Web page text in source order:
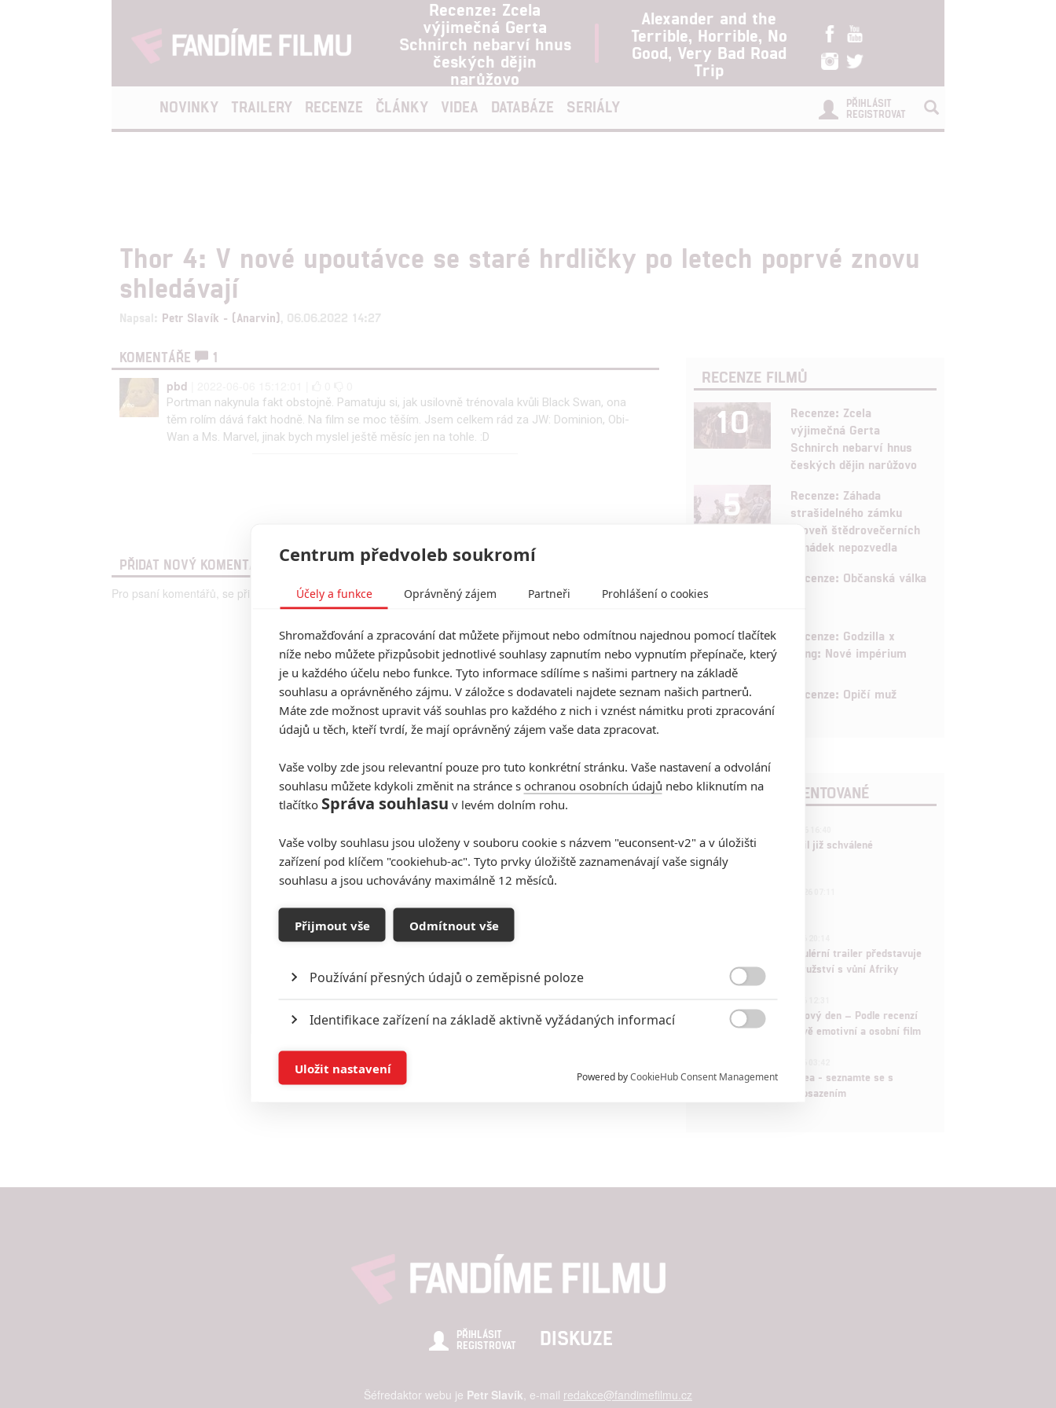
Recenze: Zcela
výjimečná Gerta
Schnirch nebarví hnus
českých dějin
narůžovo
Alexander and the
Terrible, Horrible, No
Good, Very Bad Road
Trip
NOVINKY TRAILERY RECENZE ČLÁNKY VIDEA DATABÁZE SERIÁLY
PŘIHLÁSIT
REGISTROVAT
Thor 4: V nové upoutávce se staré hrdličky po letech poprvé znovu
shledávají
Napsal: Petr Slavík - (Anarvin) , 06.06.2022 14:27
KOMENTÁŘE
1
pbd
Portman nakynula fakt obstojně. Pamatuju si, jak usilovně trénovala kvůli Black Swan, ona
těm rolím dává fakt hodně. Na film se moc těším. Jsem celkem rád za JW: Dominion, Obi-
Wan a Ms. Marvel, jinak bych myslel ještě měsíc jen na tohle. :D
PŘIDAT NOVÝ KOMENTÁŘ
Pro psaní komentářů, se přihlašte.
RECENZE FILMŮ
10
Recenze: Zcela
výjimečná Gerta
Schnirch nebarví hnus
českých dějin narůžovo
5
Recenze: Záhada
strašidelného zámku
úroveň štědrovečerních
pohádek nepozvedla
Recenze: Občanská válka
6
Recenze: Godzilla x
Kong: Nové impérium
8 Recenze: Opičí muž
POSLEDNÍ KOMENTOVANÉ
Marvel nečekaně zrušil již schválené
pokračování
Děti krve a kostí: Regulérní trailer představuje
akční fantasy dobrodružství s vůní Afriky
Spider-Man: Zbrusu nový den – Podle recenzí
máme čekat překvapivě emotivní a osobní film
Velké preview: Odyssea - seznamte se s
maximálně nabitým obsazením
PŘIHLÁSIT
REGISTROVAT
DISKUZE
Šéfredaktor webu je Petr Slavík , e-mail redakce@fandimefilmu.cz
Centrum předvoleb soukromí
Účely a funkce Oprávněný zájem Partneři Prohlášení o cookies
Shromažďování a zpracování dat můžete přijmout nebo odmítnou najednou pomocí tlačítek
níže nebo můžete přizpůsobit jednotlivé souhlasy zapnutím nebo vypnutím přepínače, který
je u každého účelu nebo funkce. Tyto informace sdílíme s našimi partnery na základě
souhlasu a oprávněného zájmu. V záložce s dodavateli najdete seznam našich partnerů.
Máte zde možnost upravit váš souhlas pro každého z nich i vznést námitku proti zpracování
údajů u těch, kteří tvrdí, že mají oprávněný zájem vaše data zpracovat.
Vaše volby zde jsou relevantní pouze pro tuto konkrétní stránku. Vaše nastavení a odvolání
souhlasu můžete kdykoli změnit na stránce s ochranou osobních údajů nebo kliknutím na
tlačítko Správa souhlasu v levém dolním rohu.
Vaše volby souhlasu jsou uloženy v souboru cookie s názvem "euconsent-v2" a v úložišti
zařízení pod klíčem "cookiehub-ac". Tyto prvky úložiště zaznamenávají vaše signály
souhlasu a jsou uchovávány maximálně 12 měsíců.
Přijmout vše Odmítnout vše
Používání přesných údajů o zeměpisné poloze
Identifikace zařízení na základě aktivně vyžádaných informací
Ukládání a/nebo přístup k informacím v zařízení

Powered byCookieHub Consent Management
Uložit nastavení